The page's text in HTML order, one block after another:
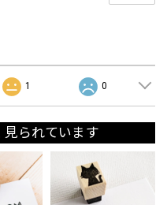
1 0
見られています